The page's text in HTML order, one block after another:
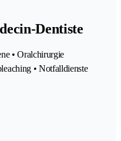
Dentiste
• Oralchirurgie
• Notfalldienste